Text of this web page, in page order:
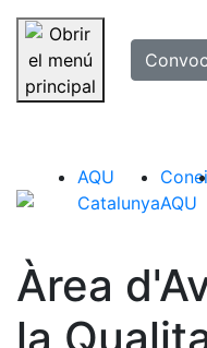
Saltar la navegació
selected
AQU
CatalunyaAQU
Àrea